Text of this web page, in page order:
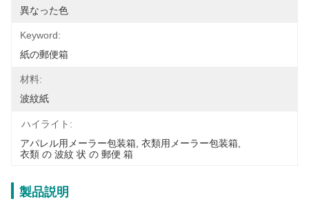
異なった色
Keyword:
紙の郵便箱
材料:
波紋紙
ハイライト:
アパレル用メーラー包装箱 衣類用メーラー包装箱
衣類 の 波紋 状 の 郵便 箱
製品説明